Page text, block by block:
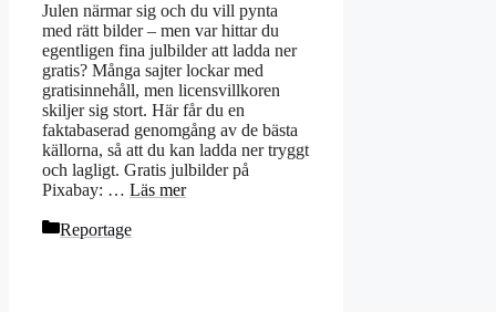
Julen närmar sig och du vill pynta
med rätt bilder – men var hittar du
egentligen fina julbilder att ladda ner
gratis? Många sajter lockar med
gratisinnehåll, men licensvillkoren
skiljer sig stort. Här får du en
faktabaserad genomgång av de bästa
källorna, så att du kan ladda ner tryggt
och lagligt. Gratis julbilder på
Pixabay: … Läs mer
Kategorier
Reportage